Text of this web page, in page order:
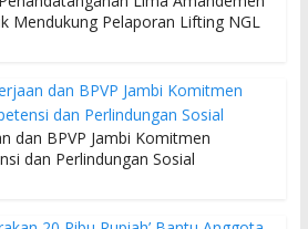
Mendukung Pelaporan Lifting NGL
dan BPVP Jambi Komitmen
dan Perlindungan Sosial